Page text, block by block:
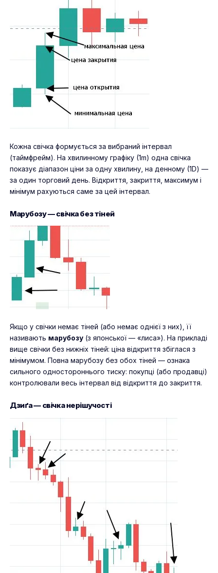
Кожна свічка формується за вибраний інтервал
(таймфрейм). На хвилинному графіку (1m) одна свічка
показує діапазон ціни за одну хвилину, на денному (1D) —
за один торговий день. Відкриття, закриття, максимум і
мінімум рахуються саме за цей інтервал.
Марубозу — свічка без тіней
Якщо у свічки немає тіней (або немає однієї з них), її
називають марубозу (з японської — «лиса»). На прикладі
вище свічки без нижніх тіней: ціна відкриття збіглася з
мінімумом. Повна марубозу без обох тіней — ознака
сильного одностороннього тиску: покупці (або продавці)
контролювали весь інтервал від відкриття до закриття.
Дзиґа — свічка нерішучості